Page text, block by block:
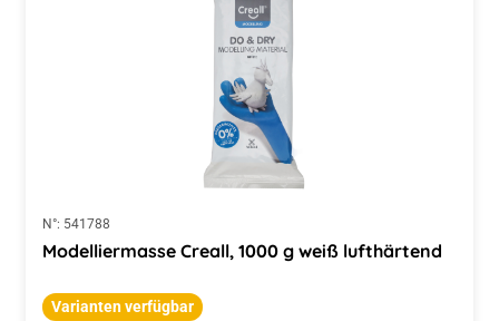
N°: 541788
Modelliermasse Creall, 1000 g weiß lufthärtend
Varianten verfügbar